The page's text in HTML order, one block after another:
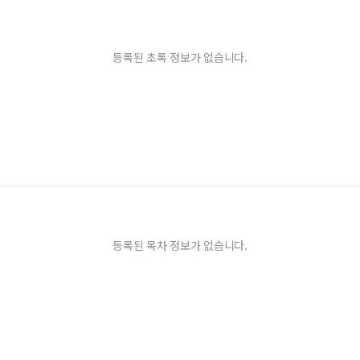
등록된 초록 정보가 없습니다.
등록된 목차 정보가 없습니다.